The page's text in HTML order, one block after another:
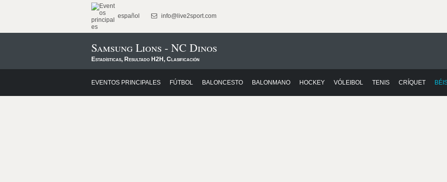
español info@live2sport.com
Samsung Lions - NC Dinos
Estadísticas, Resultado H2H, Clasificación
EVENTOS PRINCIPALES FÚTBOL BALONCESTO BALONMANO HOCKEY VÓLEIBOL TENIS CRÍQUET